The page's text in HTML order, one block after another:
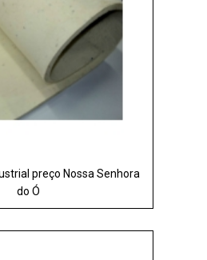
preço Nossa Senhora
do Ó